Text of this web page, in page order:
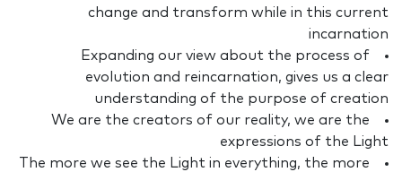
change and transform while in this current
incarnation
Expanding our view about the process of
evolution and reincarnation, gives us a clear
understanding of the purpose of creation
We are the creators of our reality, we are the
expressions of the Light
The more we see the Light in everything, the more